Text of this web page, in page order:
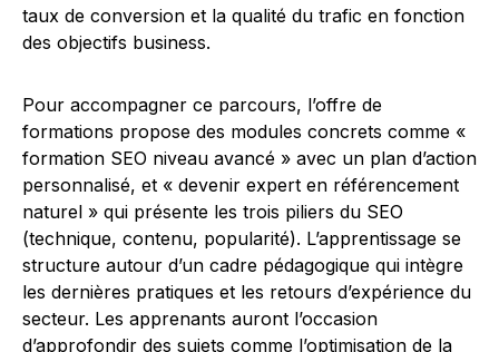
taux de conversion et la qualité du trafic en fonction
des objectifs business.
Pour accompagner ce parcours, l’offre de
formations propose des modules concrets comme «
formation SEO niveau avancé » avec un plan d’action
personnalisé, et « devenir expert en référencement
naturel » qui présente les trois piliers du SEO
(technique, contenu, popularité). L’apprentissage se
structure autour d’un cadre pédagogique qui intègre
les dernières pratiques et les retours d’expérience du
secteur. Les apprenants auront l’occasion
d’approfondir des sujets comme l’optimisation de la